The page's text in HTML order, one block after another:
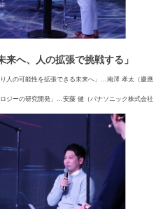
へ、人の拡張で挑戦する」
人の可能性を拡張できる未来へ」…南澤 孝太（慶應
ジーの研究開発」…安藤 健（パナソニック株式会社